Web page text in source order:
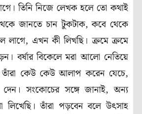
তিনি নিজে লেখক হলে তো কথাই
জানতে চান টুকটাক, কবে থেকে
লাগে, এখন কী লিখছি। ক্রমে ক্রমে
বর্ষার বিকেলে মরা আলো নেতিয়ে
কেউ কেউ আলাপ করেন যেচে,
দেন। সংকোচের সঙ্গে জানাই, অন্য
তাঁরা পড়বেন বলে উৎসাহ